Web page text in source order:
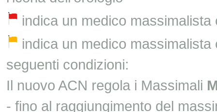
indica un medico
indica un medico
seguenti condizioni:
Il nuovo ACN regola i Massimali
- fino al raggiungimento del